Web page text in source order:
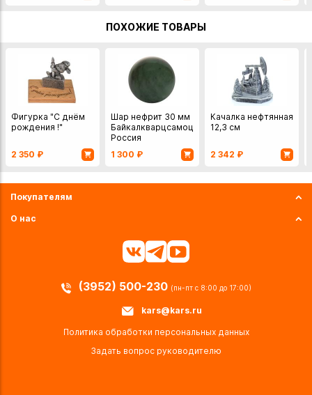
ПОХОЖИЕ ТОВАРЫ
Фигурка "С днём
рождения !"
2 350 ₽
Шар нефрит 30 мм
Байкалкварцсамоцветы
Россия
1 300 ₽
Качалка нефтянная
12,3 см
2 342 ₽
Покупателям
О нас
(3952) 500-230 (пн-пт с 8:00 до 17:00)
kars@kars.ru
Политика обработки персональных данных
Задать вопрос руководителю